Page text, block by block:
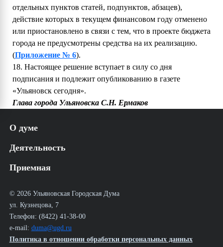
отдельных пунктов статей, подпунктов, абзацев),
действие которых в текущем финансовом году отменено
или приостановлено в связи с тем, что в проекте бюджета
города не предусмотрены средства на их реализацию.
(Приложение № 6).
18. Настоящее решение вступает в силу со дня
подписания и подлежит опубликованию в газете
«Ульяновск сегодня».
Глава города Ульяновска С.Н. Ермаков
О думе
Структура
Регламент
Новости
25 лет Ульяновской Городской Думе
Депутаты
Состав думы VI созыва
Деятельность
Постановления
Распоряжения Главы города
Порядок обжалования НПА УГД
Документы
Очередное заседание
План работы на I полугодие 2023 г.
План работы на октябрь 2023 г.
Приемная
График приема избирателей депутатами УГД в
общественной приёмной
Комитеты
Состав комитетов
Работа комитетов
© 2026 Ульяновская Городская Дума
ул. Кузнецова, 7
Телефон: (8422) 41-38-00
e-mail: duma@ugd.ru
Политика в отношении обработки персональных данных